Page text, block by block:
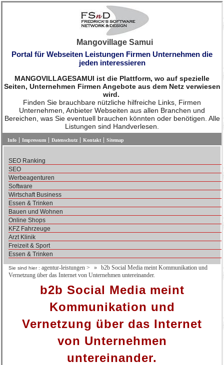
Mangovillage Samui
Portal für Webseiten Leistungen Firmen Unternehmen die
jeden interessieren
MANGOVILLAGESAMUI ist die Plattform, wo auf spezielle
Seiten, Unternehmen Firmen Angebote aus dem Netz verwiesen
wird.
Finden Sie brauchbare nützliche hilfreiche Links, Firmen
Unternehmen, Anbieter Webseiten aus allen Branchen und
Bereichen, was Sie eventuell brauchen könnten oder benötigen. Alle
Listungen sind Handverlesen.
Info Impressum Datenschutz Kontakt Sitemap
SEO Ranking
SEO
Werbeagenturen
Software
Wirtschaft Business
Essen & Trinken
Bauen und Wohnen
Online Shops
KFZ Fahrzeuge
Arzt Klinik
Freizeit & Sport
Essen & Trinken
Sie sind hier : agentur-leistungen >
b2b Social Media meint Kommunikation und
Vernetzung über das Internet von Unternehmen untereinander.
b2b Social Media meint
Kommunikation und
Vernetzung über das Internet
von Unternehmen
untereinander.